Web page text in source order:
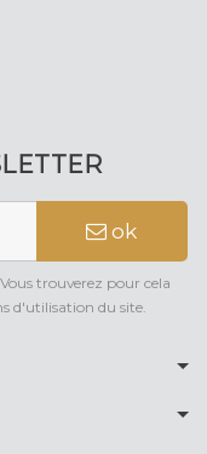
ok
trouverez pour cela
d'utilisation du site.